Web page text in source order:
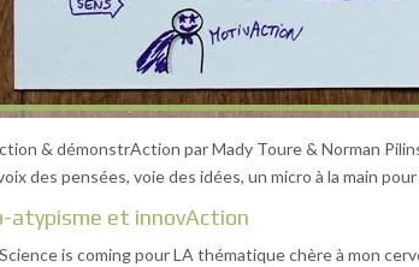
& démonstrAction par Mady Toure & Norman
des pensées, voie des idées, un micro à la main
atypisme et innovAction
is coming pour LA thématique chère à mon